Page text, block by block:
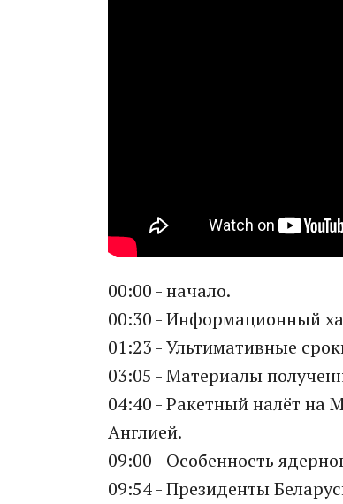
00:00 - начало.
00:30 - Информационный
01:23 - Ультимативные
03:05 - Материалы
04:40 - Ракетный налёт на
Англией.
09:00 - Особенность
09:54 - Президенты